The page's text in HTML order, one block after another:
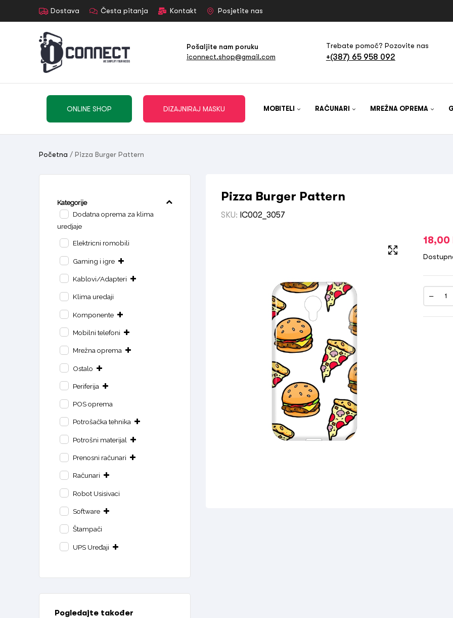
Dostava Česta pitanja Kontakt Posjetite nas
Pošaljite nam poruku
iconnect.shop@gmail.com
Trebate pomoć? Pozovite nas
+(387) 65 958 092
ONLINE SHOP DIZAJNIRAJ MASKU MOBITELI RAČUNARI MREŽNA OPREMA
Početna / Pizza Burger Pattern
Pizza Burger Pattern
SKU: IC002_3057
18,00
Kategorije
Dodatna oprema za klima
uredjaje
Elektricni romobili
Gaming i igre
Kablovi/Adapteri
Klima uredaji
Komponente
Mobilni telefoni
Mrežna oprema
Ostalo
Periferija
POS oprema
Potrošačka tehnika
Potrošni materijal
Prenosni računari
Računari
Robot Usisivaci
Software
Štampači
UPS Uređaji
Pogledajte također